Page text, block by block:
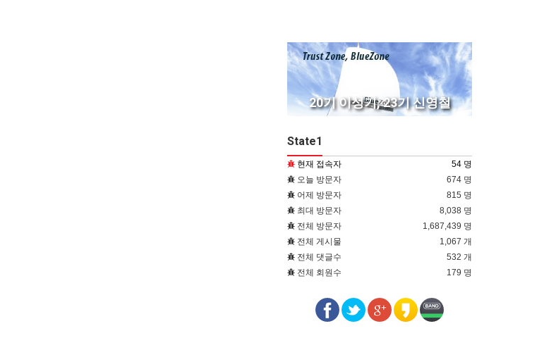
20기 이성기, 23기 신영철
State1
현재 접속자
54 명
오늘 방문자
674 명
어제 방문자
815 명
최대 방문자
8,038 명
전체 방문자
1,687,439 명
전체 게시물
1,067 개
전체 댓글수
532 개
전체 회원수
179 명